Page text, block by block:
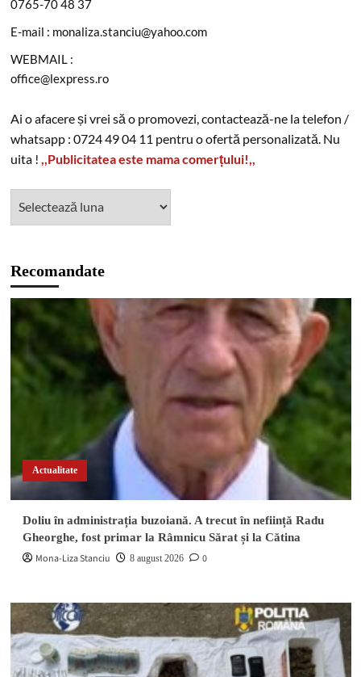
0765-70 48 37
E-mail : monaliza.stanciu@yahoo.com
WEBMAIL :
office@lexpress.ro
Ai o afacere și vrei să o promovezi, contactează-ne la telefon /
whatsapp : 0724 49 04 11 pentru o ofertă personalizată. Nu
uita !
,,Publicitatea este mama comerțului!,,
Recomandate
Actualitate
Doliu în administrația buzoiană. A trecut în neființă Radu
Gheorghe, fost primar la Râmnicu Sărat și la Cătina
Mona-Liza Stanciu 8 august 2026 0